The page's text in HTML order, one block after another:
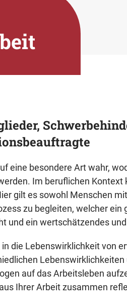
eine besondere Art wahr,
Im beruflichen
gilt es sowohl Menschen
zu begleiten, welcher ein
und ein wertschätzendes
die Lebenswirklichkeit von
auf das Arbeitsleben
Ihrer Arbeit zusammen